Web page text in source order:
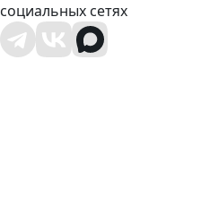
социальных сетях